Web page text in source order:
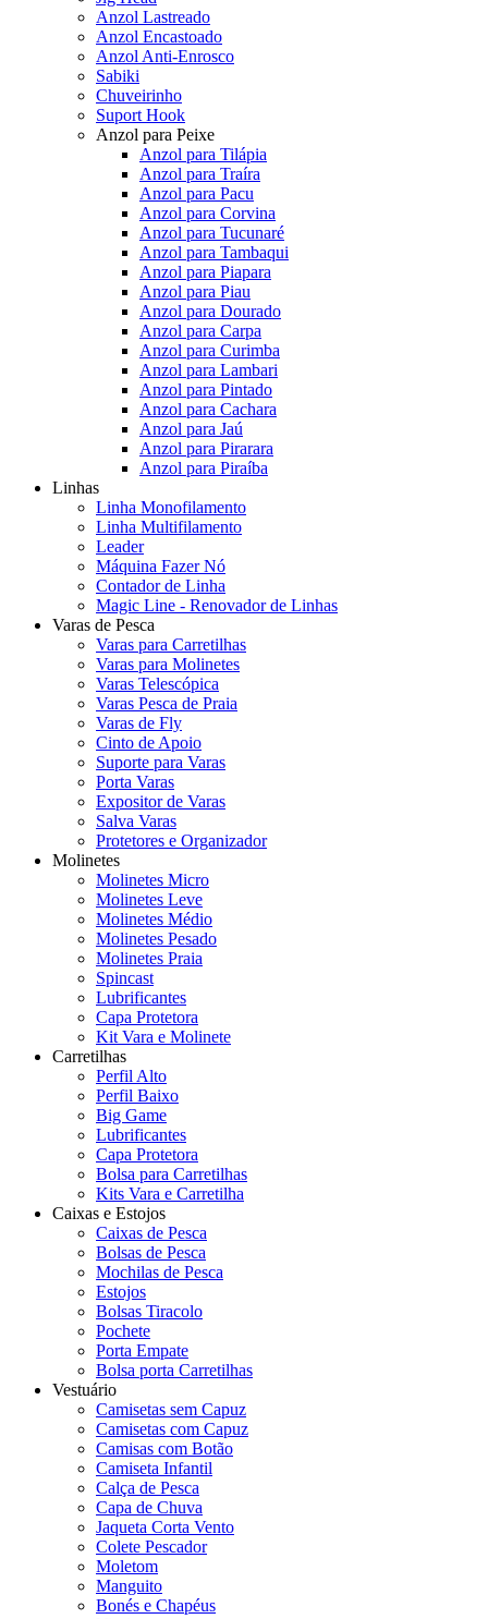
Anzol Lastreado
Anzol Encastoado
Anzol Anti-Enrosco
Sabiki
Chuveirinho
Suport Hook
Anzol para Peixe
Anzol para Tilápia
Anzol para Traíra
Anzol para Pacu
Anzol para Corvina
Anzol para Tucunaré
Anzol para Tambaqui
Anzol para Piapara
Anzol para Piau
Anzol para Dourado
Anzol para Carpa
Anzol para Curimba
Anzol para Lambari
Anzol para Pintado
Anzol para Cachara
Anzol para Jaú
Anzol para Pirarara
Anzol para Piraíba
Linhas
Linha Monofilamento
Linha Multifilamento
Leader
Máquina Fazer Nó
Contador de Linha
Magic Line - Renovador de Linhas
Varas de Pesca
Varas para Carretilhas
Varas para Molinetes
Varas Telescópica
Varas Pesca de Praia
Varas de Fly
Cinto de Apoio
Suporte para Varas
Porta Varas
Expositor de Varas
Salva Varas
Protetores e Organizador
Molinetes
Molinetes Micro
Molinetes Leve
Molinetes Médio
Molinetes Pesado
Molinetes Praia
Spincast
Lubrificantes
Capa Protetora
Kit Vara e Molinete
Carretilhas
Perfil Alto
Perfil Baixo
Big Game
Lubrificantes
Capa Protetora
Bolsa para Carretilhas
Kits Vara e Carretilha
Caixas e Estojos
Caixas de Pesca
Bolsas de Pesca
Mochilas de Pesca
Estojos
Bolsas Tiracolo
Pochete
Porta Empate
Bolsa porta Carretilhas
Vestuário
Camisetas sem Capuz
Camisetas com Capuz
Camisas com Botão
Camiseta Infantil
Calça de Pesca
Capa de Chuva
Jaqueta Corta Vento
Colete Pescador
Moletom
Manguito
Bonés e Chapéus